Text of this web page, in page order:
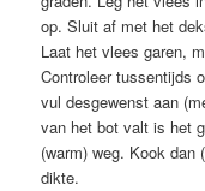
op. Sluit af met het
Laat het vlees garen,
Controleer tussentijds
vul desgewenst aan
van het bot valt is het
(warm) weg. Kook dan
dikte.